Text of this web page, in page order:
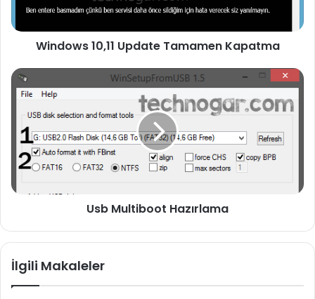
Windows 10,11 Update Tamamen Kapatma
Usb Multiboot Hazırlama
İlgili Makaleler